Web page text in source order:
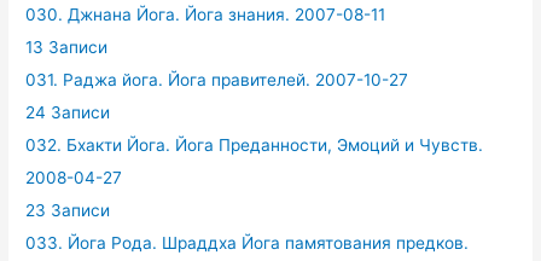
030. Джнана Йога. Йога знания. 2007-08-11
13 Записи
031. Раджа йога. Йога правителей. 2007-10-27
24 Записи
032. Бхакти Йога. Йога Преданности, Эмоций и Чувств.
2008-04-27
23 Записи
033. Йога Рода. Шраддха Йога памятования предков.